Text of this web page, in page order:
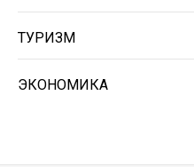
ТУРИЗМ
ЭКОНОМИКА